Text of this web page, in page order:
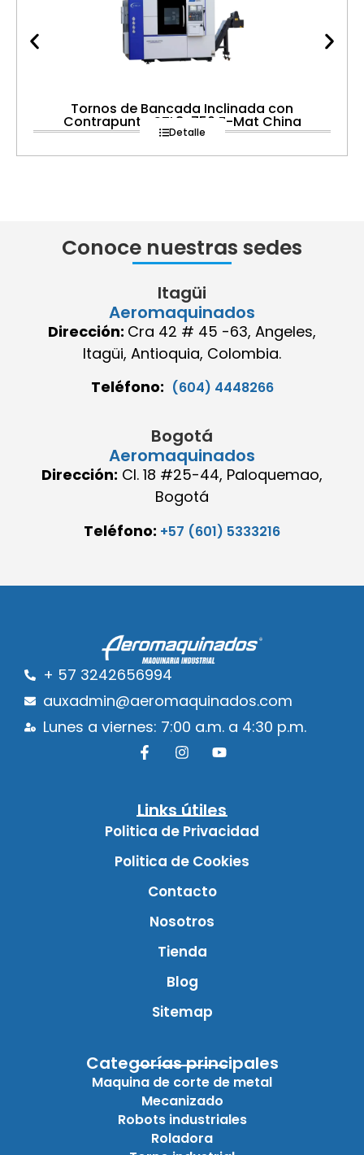
Tornos de Bancada Inclinada con
Contrapunta STL8-750 Z-Mat China
Detalle
Conoce nuestras sedes
Itagüi
Aeromaquinados
Dirección: Cra 42 # 45 -63, Angeles,
Itagüi, Antioquia, Colombia.
Teléfono: (604) 4448266
Bogotá
Aeromaquinados
Dirección: Cl. 18 #25-44, Paloquemao,
Bogotá
Teléfono: +57 (601) 5333216
+ 57 3242656994
auxadmin@aeromaquinados.com
Lunes a viernes: 7:00 a.m. a 4:30 p.m.
Links útiles
Politica de Privacidad
Politica de Cookies
Contacto
Nosotros
Tienda
Blog
Sitemap
Categorías principales
Maquina de corte de metal
Mecanizado
Robots industriales
Roladora